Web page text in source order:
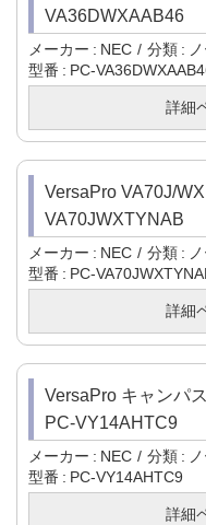
VA36DWXAAB46
メーカー NEC 分類
型番
PC-
詳細
VersaPro VA70J/
VA70JWXTYNAB
メーカー NEC 分類
型番
PC-
詳細
VersaPro キャンパ
PC-VY14AHTC9
メーカー NEC 分類
型番
PC-VY14AHTC9
詳細